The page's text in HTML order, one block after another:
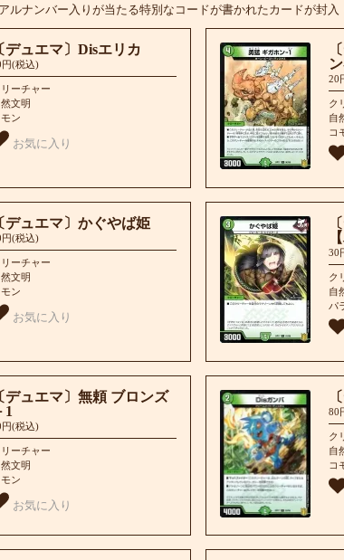
ルナンバー入りが当たる特別なコードが書かれたカードが封入
デュエマ〕Disエリカ
円(税込)
リーチャー
文明
モン
お気に入り
20
ク
自
コ
デュエマ〕かぐやば姫
円(税込)
リーチャー
文明
モン
お気に入り
30
ク
自
パ
デュエマ〕無頼 ブロンズ
1
円(税込)
リーチャー
文明
モン
お気に入り
80
ク
自
コ